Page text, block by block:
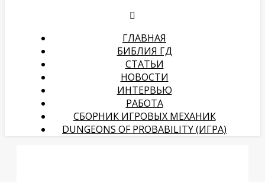
ГЛАВНАЯ
БИБЛИЯ ГД
СТАТЬИ
НОВОСТИ
ИНТЕРВЬЮ
РАБОТА
СБОРНИК ИГРОВЫХ МЕХАНИК
DUNGEONS OF PROBABILITY (ИГРА)